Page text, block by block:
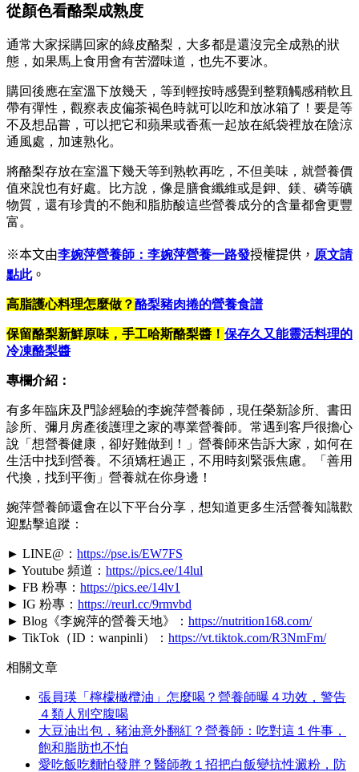
從顏色看酪梨成熟度
通常大家採購回家的綠皮酪梨，大多都是還沒完全成熟的狀
態，如果馬上食用會有苦澀味道，也先不要冰。
購回後應在室溫下放幾天，等到輕按時感覺到整顆觸感稍軟且
帶有彈性，觀察表皮偏茶褐色時就可以吃和放冰箱了！要是等
不及想品嘗，可以把它和蘋果或香蕉一起放在紙袋裡放在陰涼
通風處，加速熟化。
將酪梨存放在室溫下幾天等到熟軟再吃，不但美味，就營養價
值來說也有好處。比方說，像是膳食纖維或是鉀、鎂、磷等礦
物質，還有珍貴的不飽和脂肪酸這些營養成分的含量都會更豐
富。
※本文由李婉萍營養師：李婉萍營養一路發授權提供， 原文請
點此。
高脂護心料理怎麼做？酪梨豬肉捲的營養食譜
保留酪梨新鮮原味，手工哈斯酪梨醬！ 保存久又能靈活料理的
冷凍酪梨醬
專欄介紹：
有多年臨床及門診經驗的李婉萍營養師，現任榮新診所、書田
診所、彌月房產後護理之家的專業營養師。常遇到客戶很擔心
說「想營養健康，卻好難做到！」營養師來告訴大家，如何在
生活中找到營養。不須矯枉過正，不用時刻緊張焦慮。「善用
代換，找到平衡」營養就在你身邊！
婉萍營養師還會在以下平台分享，想知道更多生活營養知識歡
迎點擊追蹤：
► LINE@： https://pse.is/EW7FS
► Youtube 頻道： https://pics.ee/14lul
► FB 粉專： https://pics.ee/14lv1
► IG 粉專： https://reurl.cc/9rmvbd
► Blog《李婉萍的營養天地》： https://nutrition168.com/
► TikTok（ID：wanpinli）： https://vt.tiktok.com/R3NmFm/
相關文章
張員瑛「檸檬橄欖油」怎麼喝？營養師曝４功效，警告
４類人別空腹喝
大豆油出包，豬油意外翻紅？營養師：吃對這１件事，
飽和脂肪也不怕
愛吃飯吃麵怕發胖？醫師教１招把白飯變抗性澱粉，防